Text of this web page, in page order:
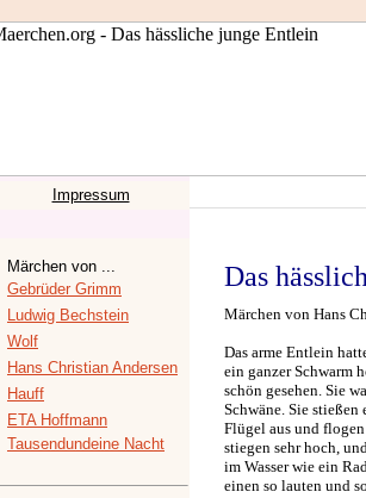
Impressum
Märchen von ...
Gebrüder Grimm
Ludwig Bechstein
Wolf
Hans Christian Andersen
Hauff
ETA Hoffmann
Tausendundeine Nacht
Das
Märchen von Hans
Das arme Entlein
ein ganzer Schwarm
schön gesehen. Sie
Schwäne. Sie
Flügel aus und
stiegen sehr hoch,
im Wasser wie ein
einen so lauten und